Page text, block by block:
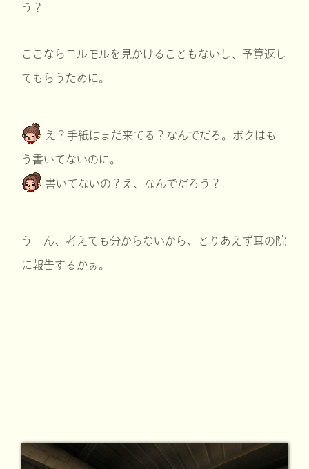
う？
ここならコルモルを見かけることもないし、予算返し
てもらうために。
え？手紙はまだ来てる？なんでだろ。ボクはも
う書いてないのに。
書いてないの？え、なんでだろう？
うーん、考えても分からないから、とりあえず耳の院
に報告するかぁ。